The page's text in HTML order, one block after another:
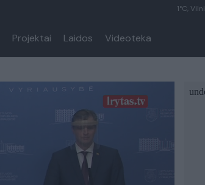
1°C,
Projektai Laidos Videoteka